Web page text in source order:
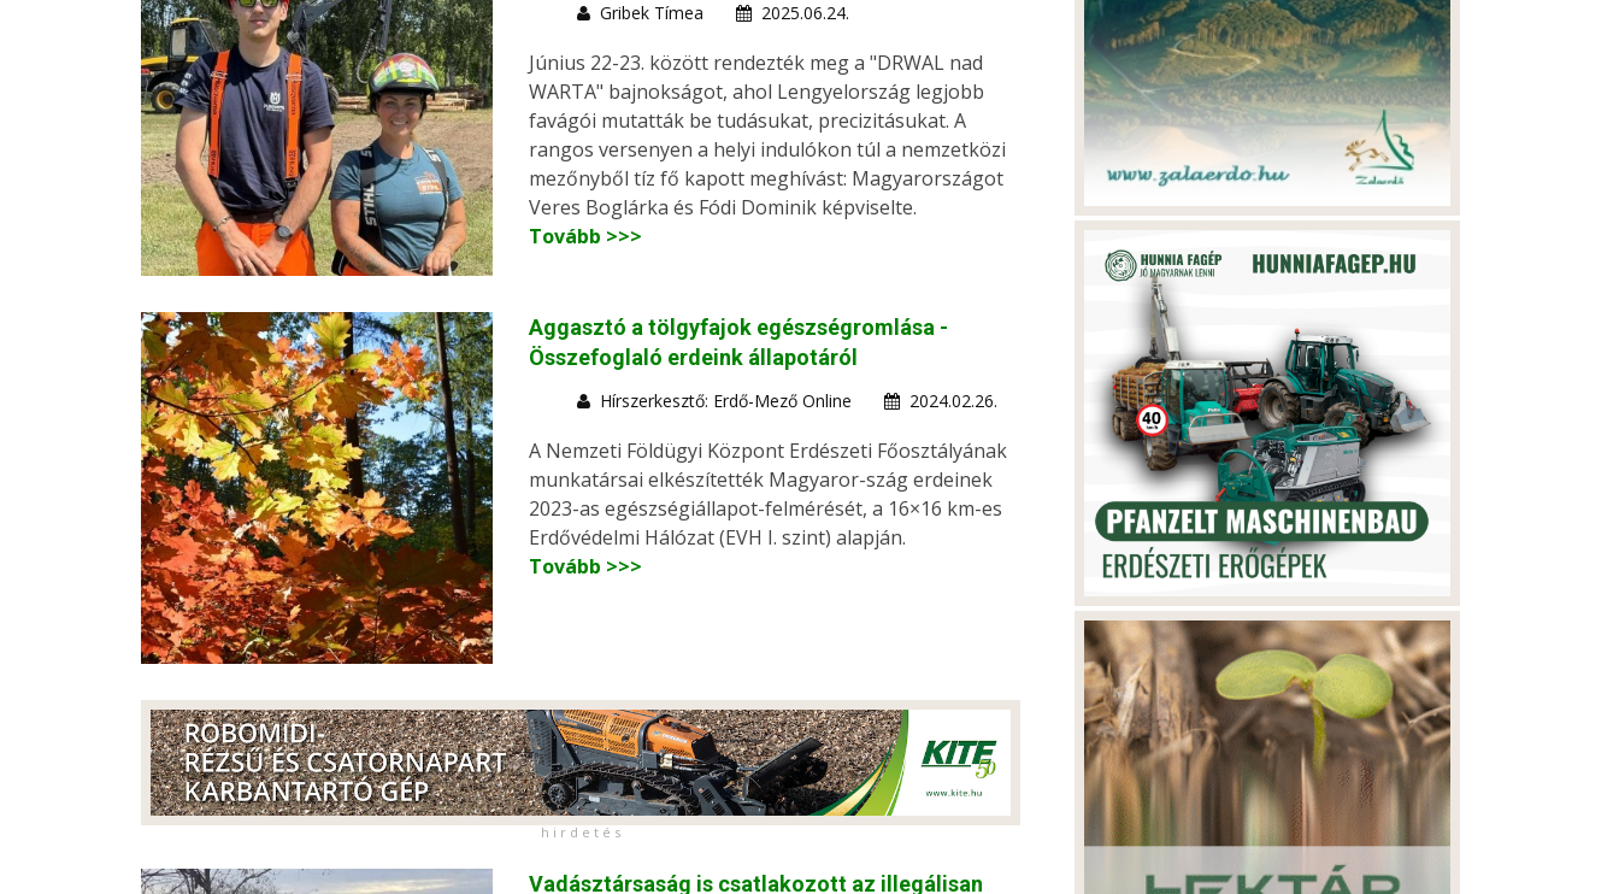
Gribek Tímea 2025.06.24.
Június 22-23. között rendezték meg a "DRWAL nad
WARTA" bajnokságot, ahol Lengyelország legjobb
favágói mutatták be tudásukat, precizitásukat. A
rangos versenyen a helyi indulókon túl a nemzetközi
mezőnyből tíz fő kapott meghívást: Magyarországot
Veres Boglárka és Fódi Dominik képviselte.
Tovább >>>
Aggasztó a tölgyfajok egészségromlása -
Összefoglaló erdeink állapotáról
Hírszerkesztő: Erdő-Mező Online 2024.02.26.
A Nemzeti Földügyi Központ Erdészeti Főosztályának
munkatársai elkészítették Magyaror-szág erdeinek
2023-as egészségiállapot-felmérését, a 16×16 km-es
Erdővédelmi Hálózat (EVH I. szint) alapján.
Tovább >>>
h i r d e t é s
Vadásztársaság is csatlakozott az illegálisan